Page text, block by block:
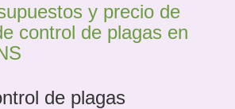
y precio de
control de plagas en
de plagas